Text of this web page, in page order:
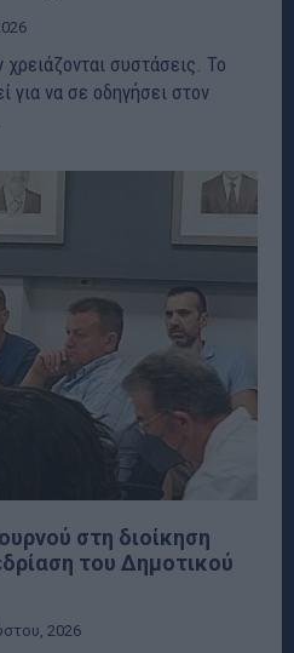
συστάσεις. Το
για να σε οδηγήσει στον
στη διοίκηση
του Δημοτικού
2026